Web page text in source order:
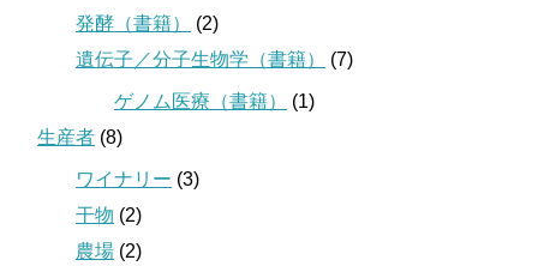
発酵（書籍）
(2)
遺伝子／分子生物学（書籍）
(7)
ゲノム医療（書籍）
(1)
生産者 (8)
ワイナリー (3)
干物 (2)
農場 (2)